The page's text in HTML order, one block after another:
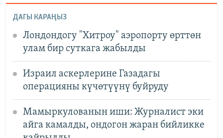
ДАГЫ КАРАҢЫЗ
Лондондогу "Хитроу" аэропорту өрттөн
улам бир суткага жабылды
Израил аскерлерине Газадагы
операцияны күчөтүүнү буйруду
Мамыркулованын иши: Журналист эки
айга камалды, ондогон жаран бийликке